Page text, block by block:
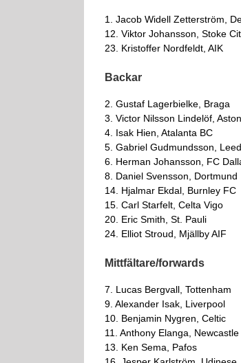
1. Jacob Widell Zetterström,
12. Viktor Johansson, Stoke
23. Kristoffer Nordfeldt, AIK
Backar
2. Gustaf Lagerbielke, Braga
3. Victor Nilsson Lindelöf,
4. Isak Hien, Atalanta BC
5. Gabriel Gudmundsson,
6. Herman Johansson, FC
8. Daniel Svensson, Dortmund
14. Hjalmar Ekdal, Burnley FC
15. Carl Starfelt, Celta Vigo
20. Eric Smith, St. Pauli
24. Elliot Stroud, Mjällby AIF
Mittfältare/forwards
7. Lucas Bergvall, Tottenham
9. Alexander Isak, Liverpool
10. Benjamin Nygren, Celtic
11. Anthony Elanga, Newcastle
13. Ken Sema, Pafos